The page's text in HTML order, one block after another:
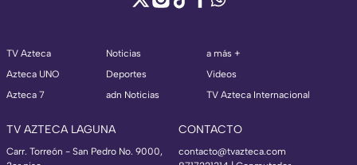
TV Azteca
Azteca UNO
Azteca 7
Noticias
Deportes
adn Noticias
a más +
Videos
TV Azteca Internacional
TV AZTECA LAGUNA
Carr. Torreón - San Pedro No. 9000,
CONTACTO
contacto@tvazteca.com